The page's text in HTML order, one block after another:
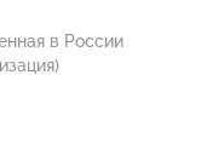
в России